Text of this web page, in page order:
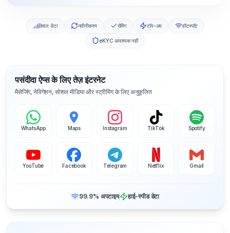
केवल डेटा नवीनीकरण रोमिंग टॉप-अप हॉटस्पॉट
eKYC आवश्यक नहीं
पसंदीदा ऐप्स के लिए तेज़ इंटरनेट
मैसेजिंग, नेविगेशन, सोशल मीडिया और स्ट्रीमिंग के लिए अनुकूलित
WhatsApp Maps Instagram TikTok Spotify
YouTube Facebook Telegram Netflix Gmail
99.9% अपटाइम हाई-स्पीड डेटा